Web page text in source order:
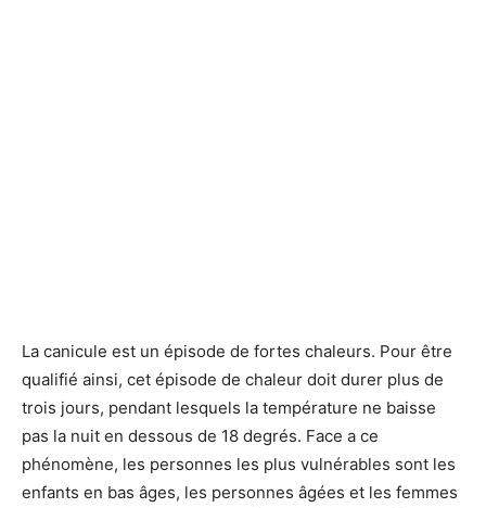
La canicule est un épisode de fortes chaleurs. Pour être
qualifié ainsi, cet épisode de chaleur doit durer plus de
trois jours, pendant lesquels la température ne baisse
pas la nuit en dessous de 18 degrés. Face a ce
phénomène, les personnes les plus vulnérables sont les
enfants en bas âges, les personnes âgées et les femmes